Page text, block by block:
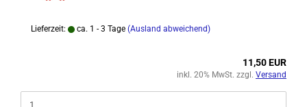
Lieferzeit: ca. 1 - 3 Tage (Ausland abweichend)
11,50 EUR
inkl. 20% MwSt. zzgl. Versand